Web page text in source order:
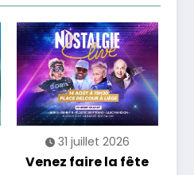
31 juillet 2026
Venez faire la fête